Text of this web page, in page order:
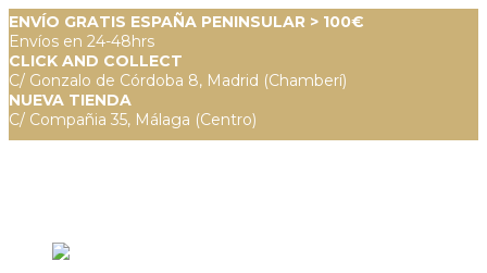
ENVÍO GRATIS ESPAÑA PENINSULAR > 100€
Envíos en 24-48hrs
CLICK AND COLLECT
C/ Gonzalo de Córdoba 8, Madrid (Chamberí)
NUEVA TIENDA
C/ Compañia 35, Málaga (Centro)